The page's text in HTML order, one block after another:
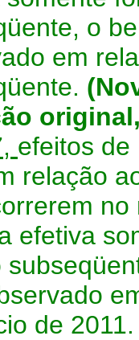
o
em
efeitos de
relação
efetiva
de 2011.